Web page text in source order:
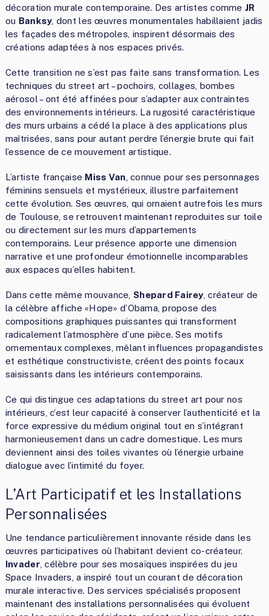
décoration murale contemporaine. Des artistes comme JR
ou Banksy, dont les œuvres monumentales habillaient jadis
les façades des métropoles, inspirent désormais des
créations adaptées à nos espaces privés.
Cette transition ne s’est pas faite sans transformation. Les
techniques du street art – pochoirs, collages, bombes
aérosol – ont été affinées pour s’adapter aux contraintes
des environnements intérieurs. La rugosité caractéristique
des murs urbains a cédé la place à des applications plus
maîtrisées, sans pour autant perdre l’énergie brute qui fait
l’essence de ce mouvement artistique.
L’artiste française Miss Van , connue pour ses personnages
féminins sensuels et mystérieux, illustre parfaitement
cette évolution. Ses œuvres, qui ornaient autrefois les murs
de Toulouse, se retrouvent maintenant reproduites sur toile
ou directement sur les murs d’appartements
contemporains. Leur présence apporte une dimension
narrative et une profondeur émotionnelle incomparables
aux espaces qu’elles habitent.
Dans cette même mouvance, Shepard Fairey, créateur de
la célèbre affiche «Hope» d’Obama, propose des
compositions graphiques puissantes qui transforment
radicalement l’atmosphère d’une pièce. Ses motifs
ornementaux complexes, mêlant influences propagandistes
et esthétique constructiviste, créent des points focaux
saisissants dans les intérieurs contemporains.
Ce qui distingue ces adaptations du street art pour nos
intérieurs, c’est leur capacité à conserver l’authenticité et la
force expressive du médium original tout en s’intégrant
harmonieusement dans un cadre domestique. Les murs
deviennent ainsi des toiles vivantes où l’énergie urbaine
dialogue avec l’intimité du foyer.
L’Art Participatif et les Installations
Personnalisées
Une tendance particulièrement innovante réside dans les
œuvres participatives où l’habitant devient co-créateur.
Invader , célèbre pour ses mosaïques inspirées du jeu
Space Invaders, a inspiré tout un courant de décoration
murale interactive. Des services spécialisés proposent
maintenant des installations personnalisées qui évoluent